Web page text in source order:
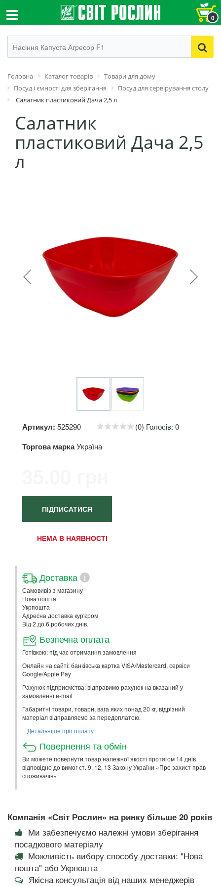
0
Головна Каталог товарів
Товари для дому
Посуд і ємності для зберігання
Посуд для сервірування столу
Салатник пластиковий Дача 2,5 л
Салатник
пластиковий Дача 2,5
л
Артикул: 525290 (0) Голосів: 0
Торгова маркаУкраїна
ПІДПИСАТИСЯ
НЕМА В НАЯВНОСТІ
Доставка i
Самовивіз з магазину
Нова пошта
Укрпошта
Адресна доставка кур'єром
Від 2 до 6 робочих днів.
Безпечна оплата
Готівкою: під час отримання замовлення
Онлайн на сайті: банківська картка VISA/Mastercard, сервіси
Google/Apple Pay
Рахунок підприємства: відправимо рахунок на вказаний у
замовленні e-mail
Габаритні товари, товари, вага яких понад 20 кг, відрізний
матеріал відправляємо за передоплатою.
Детальніше про оплату
Повернення та обмін
Ви можете повернути товар належної якості протягом 14 днів
відповідно до вимог ст. 9, 12, 13 Закону України «Про захист прав
споживачів»
Компанія «Світ Рослин» на ринку більше 20 років
Ми забезпечуємо належні умови зберігання
посадкового матеріалу
Можливість вибору способу доставки: "Нова
пошта" або Укрпошта
Якісна консультація від наших менеджерів